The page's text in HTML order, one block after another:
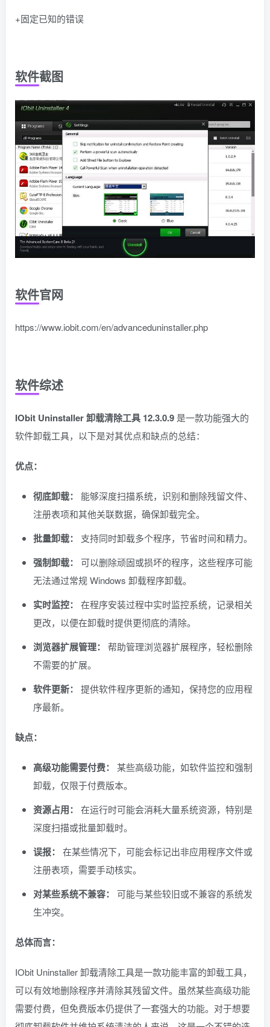
+固定已知的错误
软件截图
软件官网
https://www.iobit.com/en/advanceduninstaller.php
软件综述
IObit Uninstaller 卸载清除工具 12.3.0.9 是一款功能强大的
软件卸载工具，以下是对其优点和缺点的总结：
优点：
彻底卸载：
能够深度扫描系统，识别和删除残留文件、
注册表项和其他关联数据，确保卸载完全。
批量卸载： 支持同时卸载多个程序，节省时间和精力。
强制卸载：
可以删除顽固或损坏的程序，这些程序可能
无法通过常规 Windows 卸载程序卸载。
实时监控：
在程序安装过程中实时监控系统，记录相关
更改，以便在卸载时提供更彻底的清除。
浏览器扩展管理：
帮助管理浏览器扩展程序，轻松删除
不需要的扩展。
软件更新：
提供软件程序更新的通知，保持您的应用程
序最新。
缺点：
高级功能需要付费：
某些高级功能，如软件监控和强制
卸载，仅限于付费版本。
资源占用：
在运行时可能会消耗大量系统资源，特别是
深度扫描或批量卸载时。
误报：
在某些情况下，可能会标记出非应用程序文件或
注册表项，需要手动核实。
对某些系统不兼容：
可能与某些较旧或不兼容的系统发
生冲突。
总体而言：
IObit Uninstaller 卸载清除工具是一款功能丰富的卸载工具，
可以有效地删除程序并清除其残留文件。虽然某些高级功能
需要付费，但免费版本仍提供了一套强大的功能。对于想要